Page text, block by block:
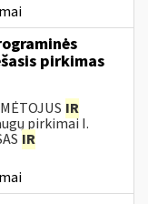
pirkimas
IR
pirkimai I.
IR